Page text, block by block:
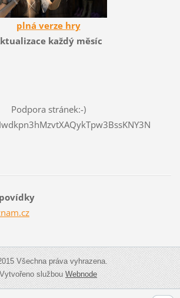
plná verze hry
každý měsíc
Podpora stránek:-)
Všechna práva vyhrazena.
Vytvořeno službouWebnode